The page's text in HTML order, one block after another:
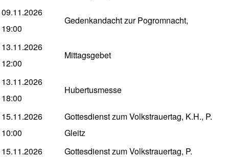
09.11.2026
19:00
Gedenkandacht zur Pogromnacht,
13.11.2026
12:00
Mittagsgebet
13.11.2026
18:00
Hubertusmesse
15.11.2026
10:00
Gottesdienst zum Volkstrauertag, K.H., P.
Gleitz
15.11.2026
Gottesdienst zum Volkstrauertag, P.